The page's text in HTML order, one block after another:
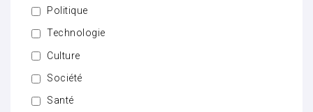
Politique
Technologie
Culture
Société
Santé